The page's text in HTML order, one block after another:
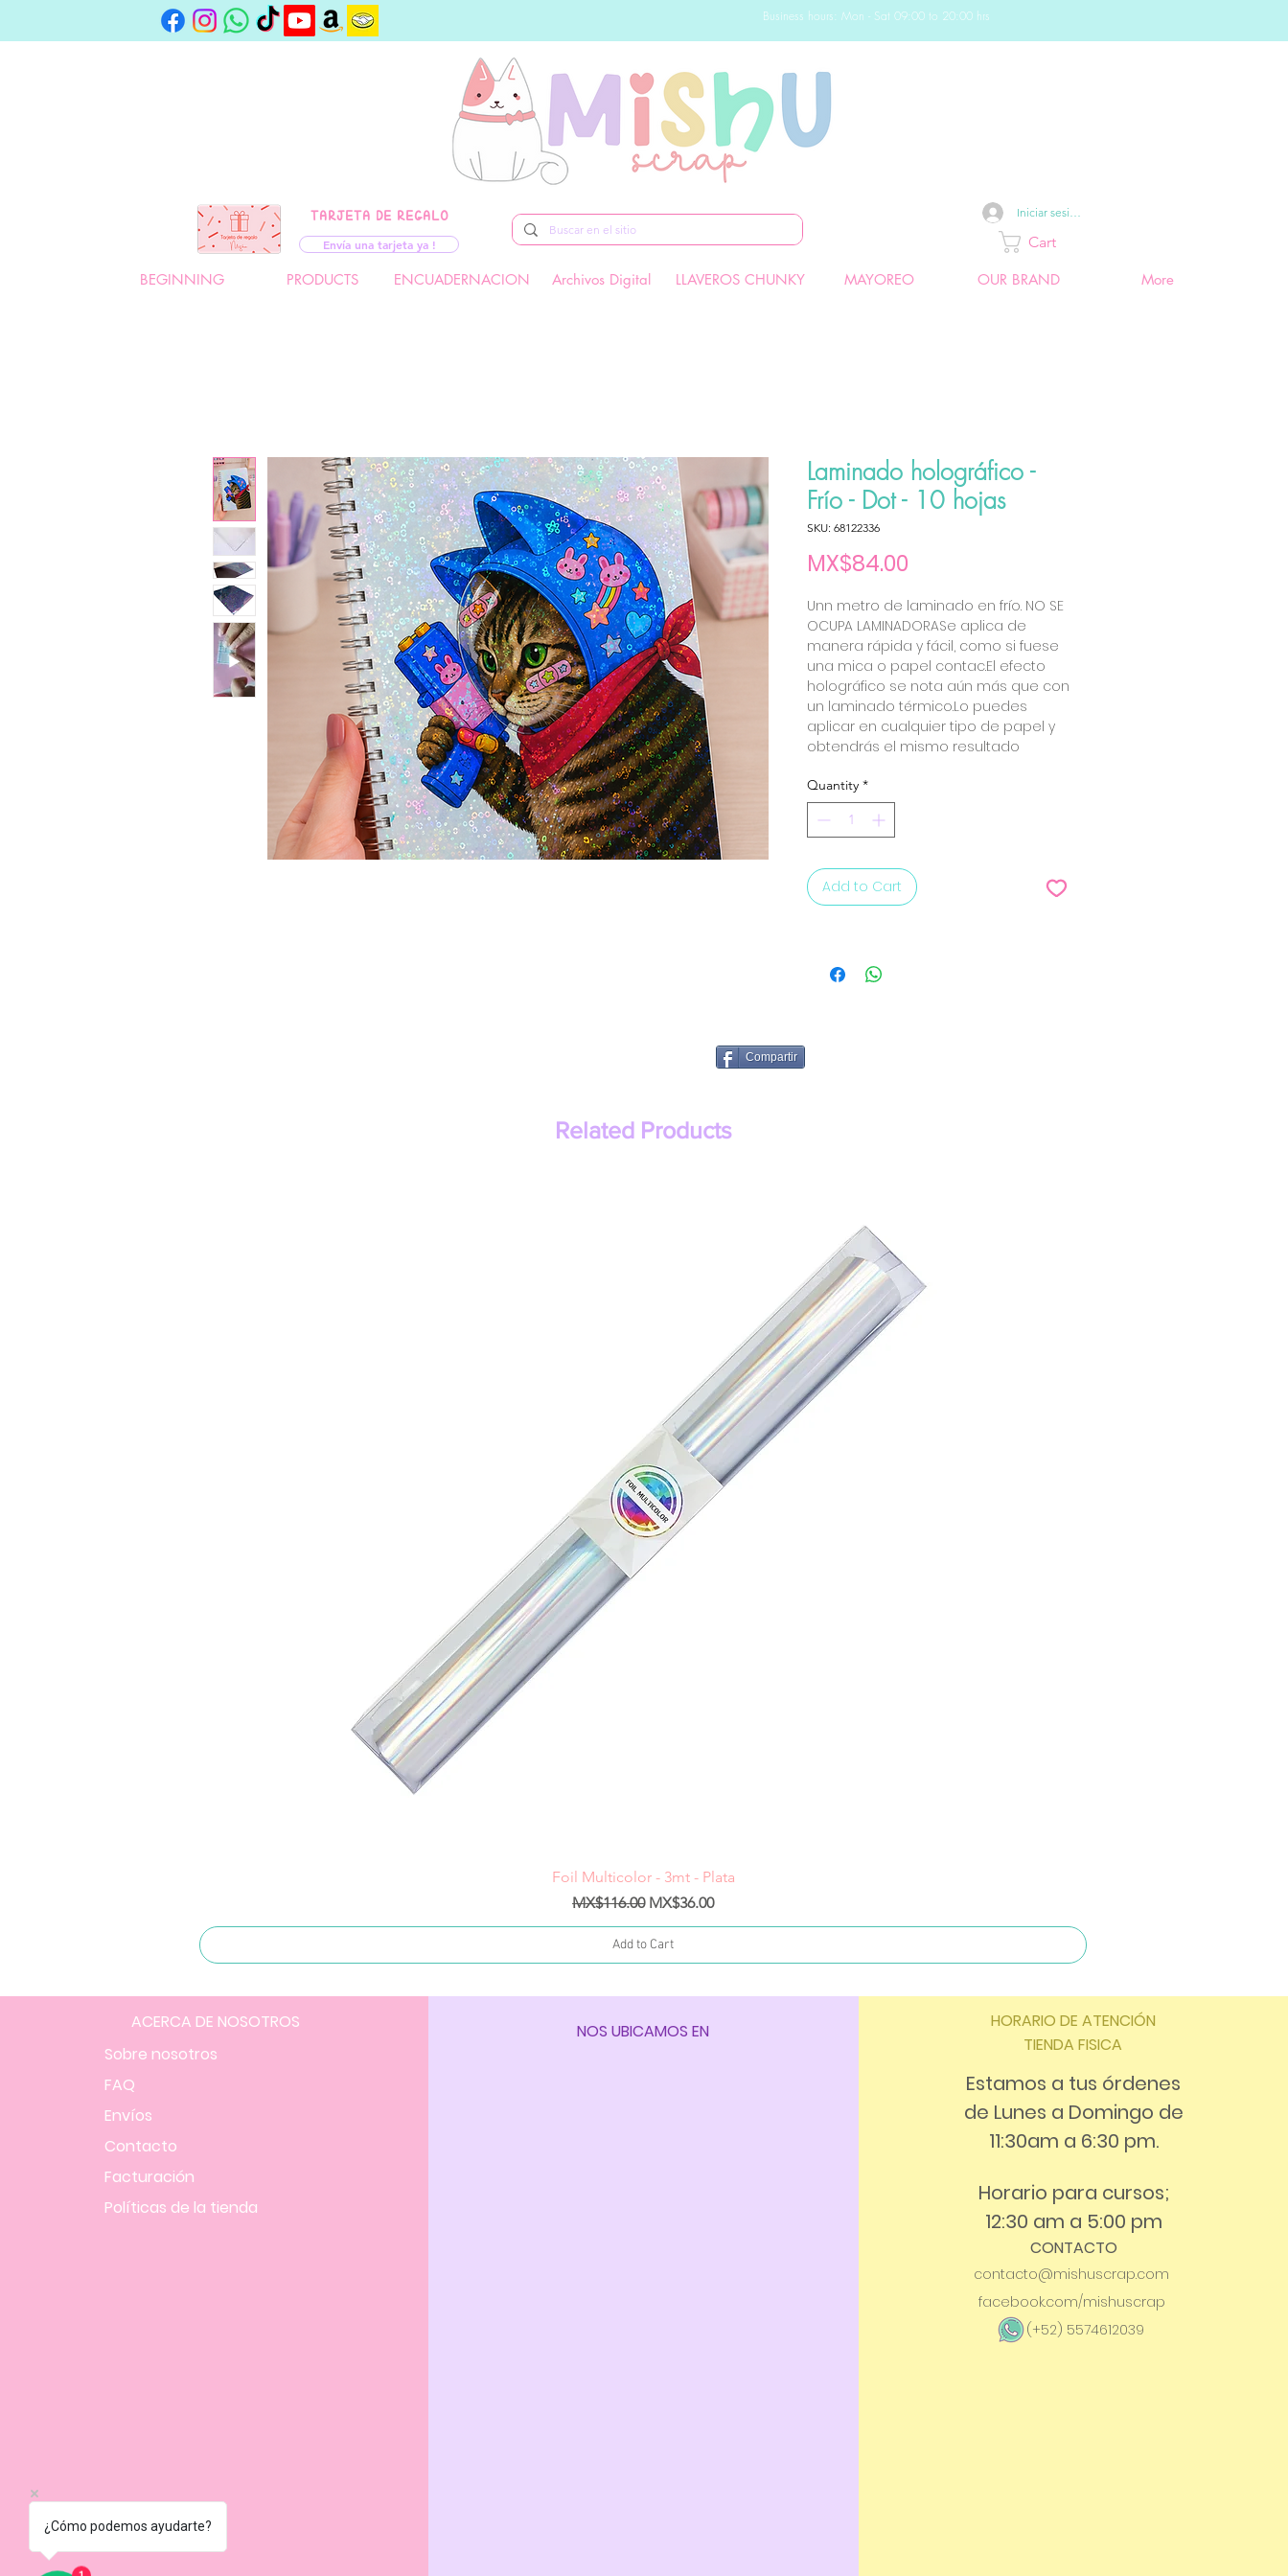
Business hours: Mon - Sat 09:00 to 20:00 hrs
TARJETA DE REGALO
Envía una tarjeta ya !
Iniciar sesión
Cart
BEGINNING PRODUCTS ENCUADERNACION Archivos Digital LLAVEROS CHUNKY MAYOREO OUR BRAND More
Laminado holográfico -
Frío - Dot - 10 hojas
SKU: 68122336
MX$84.00
Unn metro de laminado en frío. NO SE
OCUPA LAMINADORASe aplica de
manera rápida y fácil, como si fuese
una mica o papel contac.El efecto
holográfico se nota aún más que con
un laminado térmico.Lo puedes
aplicar en cualquier tipo de papel y
obtendrás el mismo resultado
Quantity *
Add to Cart
Compartir
Related Products
Quick View
Foil Multicolor - 3mt - Plata
Regular Price
MX$116.00 Sale Price
MX$36.00
Add to Cart
ACERCA DE NOSOTROS
Sobre nosotros
FAQ
Envíos
Contacto
Facturación
Políticas de la tienda
NOS UBICAMOS EN
HORARIO DE ATENCIÓN
TIENDA FISICA
Estamos a tus órdenes
de Lunes a Domingo de
11:30am a 6:30 pm.
Horario para cursos;
12:30 am a 5:00 pm
CONTACTO
contacto@mishuscrap.com
facebook.com/mishuscrap
(+52) 5574612039
¿Cómo podemos ayudarte?